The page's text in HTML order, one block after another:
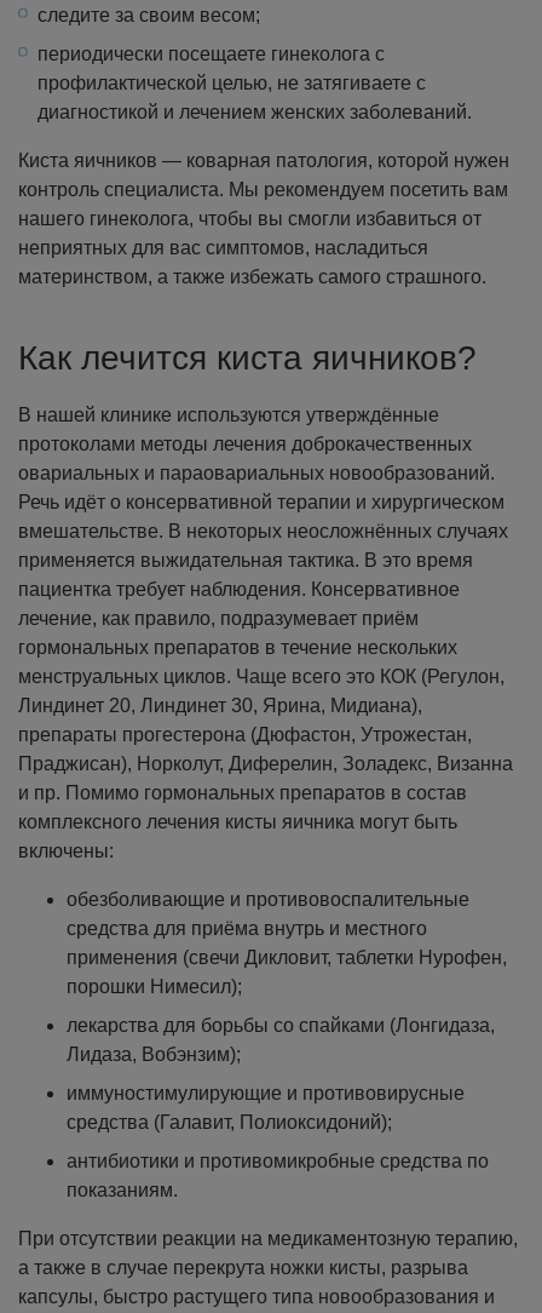
следите за своим весом;
периодически посещаете гинеколога с
профилактической целью, не затягиваете с
диагностикой и лечением женских заболеваний.
Киста яичников — коварная патология, которой нужен
контроль специалиста. Мы рекомендуем посетить вам
нашего гинеколога, чтобы вы смогли избавиться от
неприятных для вас симптомов, насладиться
материнством, а также избежать самого страшного.
Как лечится киста яичников?
В нашей клинике используются утверждённые
протоколами методы лечения доброкачественных
овариальных и параовариальных новообразований.
Речь идёт о консервативной терапии и хирургическом
вмешательстве. В некоторых неосложнённых случаях
применяется выжидательная тактика. В это время
пациентка требует наблюдения. Консервативное
лечение, как правило, подразумевает приём
гормональных препаратов в течение нескольких
менструальных циклов. Чаще всего это КОК (Регулон,
Линдинет 20, Линдинет 30, Ярина, Мидиана),
препараты прогестерона (Дюфастон, Утрожестан,
Праджисан), Норколут, Диферелин, Золадекс, Визанна
и пр. Помимо гормональных препаратов в состав
комплексного лечения кисты яичника могут быть
включены:
обезболивающие и противовоспалительные
средства для приёма внутрь и местного
применения (свечи Дикловит, таблетки Нурофен,
порошки Нимесил);
лекарства для борьбы со спайками (Лонгидаза,
Лидаза, Вобэнзим);
иммуностимулирующие и противовирусные
средства (Галавит, Полиоксидоний);
антибиотики и противомикробные средства по
показаниям.
При отсутствии реакции на медикаментозную терапию,
а также в случае перекрута ножки кисты, разрыва
капсулы, быстро растущего типа новообразования и